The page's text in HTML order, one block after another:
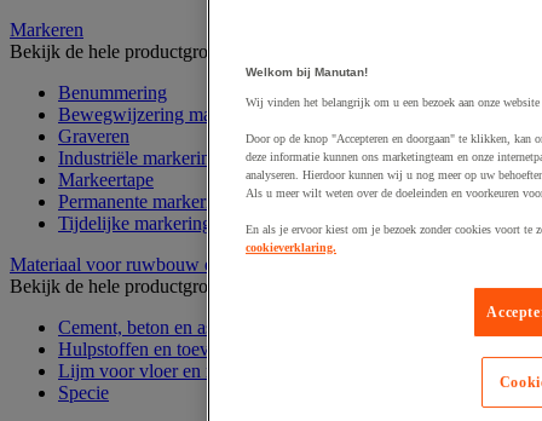
Markeren
Bekijk de hele productgroep
Benummering
Bewegwijzering magazijn
Graveren
Industriële markering
Markeertape
Permanente markering
Tijdelijke markering
Materiaal voor ruwbouw en afbouw
Bekijk de hele productgroep
Cement, beton en asfalt
Hulpstoffen en toevoegingsmiddelen
Lijm voor vloer en muur
Specie
Welkom bij Manutan!
Wij vinden het belangrijk om u een bezoek aan onze
Door op de knop "Accepteren en doorgaan" te klikken,
deze informatie kunnen ons marketingteam en onze
analyseren. Hierdoor kunnen wij u nog meer op uw
Als u meer wilt weten over de doeleinden en voorkeuren
En als je ervoor kiest om je bezoek zonder cookies voort te
cookieverklaring.